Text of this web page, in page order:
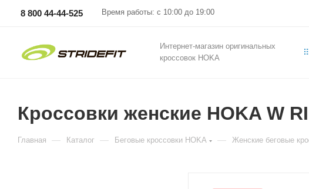
8 800 44-44-525 Время работы: с 10:00 до 19:00
Интернет-магазин оригинальных
кроссовок HOKA
Кроссовки женские HOKA W
Главная — Каталог — Беговые кроссовки HOKA — Женские беговые